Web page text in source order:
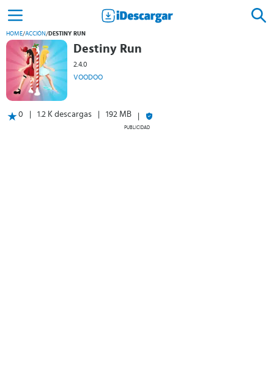
HOME/ACCIÓN/ DESTINY RUN
Destiny Run
2.4.0
VOODOO
0 1.2 K descargas 192 MB
PUBLICIDAD